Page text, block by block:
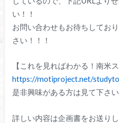
い！！
お問い合わせもお待ちしてお
さい！！！
【これを見ればわかる！南米
https://motiproject.net/
是非興味がある方は見て下さい
詳しい内容は企画書をお送り